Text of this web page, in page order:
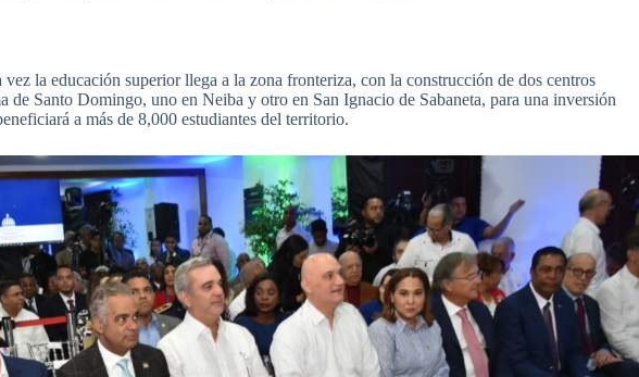
la educación superior llega a la zona fronteriza, con la construcción de dos centros
de Santo Domingo, uno en Neiba y otro en San Ignacio de Sabaneta, para una inversión
a más de 8,000 estudiantes del territorio.